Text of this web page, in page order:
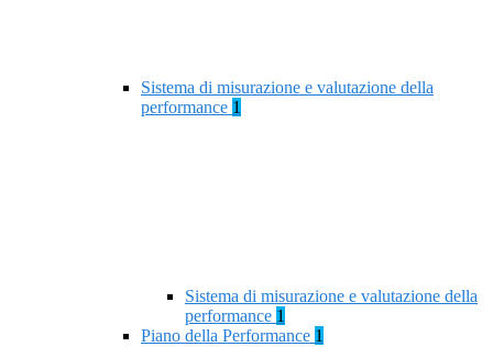
Sistema di misurazione e valutazione della
performance 1
Sistema di misurazione e valutazione della
performance 1
Piano della Performance 1